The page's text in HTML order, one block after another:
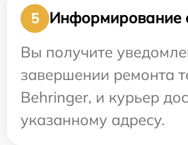
5
Информирование
Вы получите
завершении ремонта
Behringer, и курьер
указанному адресу.